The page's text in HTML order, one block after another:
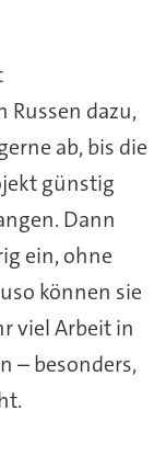
dazu,
ab, bis die
günstig
Dann
ein, ohne
können sie
viel Arbeit in
– besonders,